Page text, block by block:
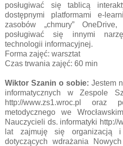
posługiwać się tablicą
dostępnymi platformami e-
zasobów „chmury”
posługiwać się innymi
technologii informacyjnej.
Forma zajęć: warsztat
Czas trwania zajęć: 60 min
Wiktor Szanin o sobie: Jestem
informatycznych w Zespole
http://www.zs1.wroc.pl oraz
metodycznego we
Nauczycieli ds. informatyki http://
lat zajmuję się organizacją i
dotyczących wdrażania